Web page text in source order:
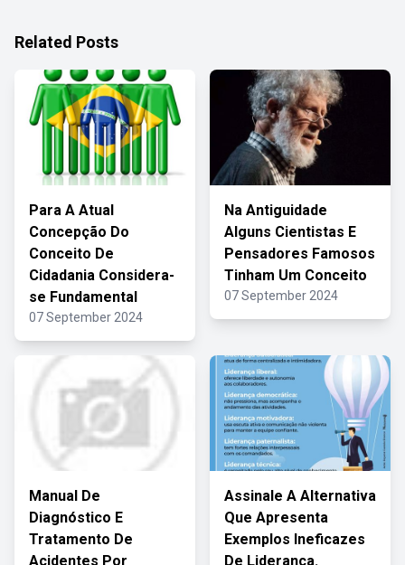
Related Posts
Para A Atual
Concepção Do
Conceito De
Cidadania Considera-
se Fundamental
07 September 2024
Na Antiguidade
Alguns Cientistas E
Pensadores Famosos
Tinham Um Conceito
07 September 2024
Manual De
Diagnóstico E
Tratamento De
Acidentes Por
Assinale A Alternativa
Que Apresenta
Exemplos Ineficazes
De Liderança.